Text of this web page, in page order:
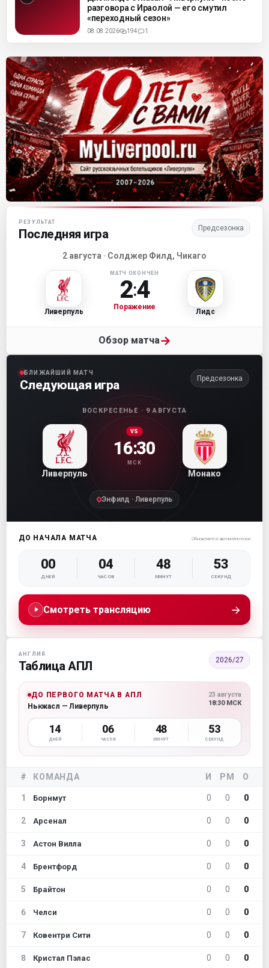
разговора с Ираолой — его смутил
«переходный сезон»
08.08.2026 194 1
Матч-центр «Ливерпуля»
РЕЗУЛЬТАТ
Последняя игра Предсезонка
2 августа · Солджер Филд, Чикаго
Ливерпуль
МАТЧ ОКОНЧЕН
2:4
Поражение
Лидс
Обзор матча→
БЛИЖАЙШИЙ МАТЧ
Следующая игра Предсезонка
ВОСКРЕСЕНЬЕ · 9 АВГУСТА
Ливерпуль
VS
16:30
МСК
Монако
Энфилд · Ливерпуль
ДО НАЧАЛА МАТЧА Обновляется автоматически
00
ДНЕЙ
04
ЧАСОВ
48
МИНУТ
52
СЕКУНД
Смотреть трансляцию →
АНГЛИЯ
Таблица АПЛ 2026/27
ДО ПЕРВОГО МАТЧА В АПЛ
Ньюкасл — Ливерпуль
23 августа
18:30 МСК
14
ДНЕЙ
06
ЧАСОВ
48
МИНУТ
52
СЕКУНД
# КОМАНДА И РМ О
1 Борнмут 0 0 0
2 Арсенал 0 0 0
3 Астон Вилла 0 0 0
4 Брентфорд 0 0 0
5 Брайтон 0 0 0
6 Челси 0 0 0
7 Ковентри Сити 0 0 0
8 Кристал Пэлас 0 0 0